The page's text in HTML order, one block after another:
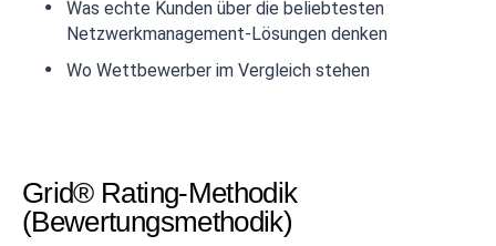
Was echte Kunden über die beliebtesten
Netzwerkmanagement-Lösungen denken
Wo Wettbewerber im Vergleich stehen
Grid® Rating-Methodik
(Bewertungsmethodik)